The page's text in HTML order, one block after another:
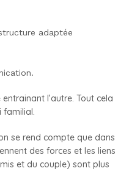
adaptée
entrainant l’autre. Tout cela
familial.
se rend compte que dans
des forces et les liens
et du couple) sont plus